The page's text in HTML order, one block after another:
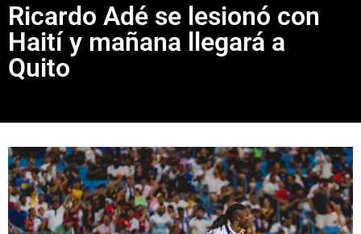
Ricardo Adé se lesionó con
Haití y mañana llegará a
Quito